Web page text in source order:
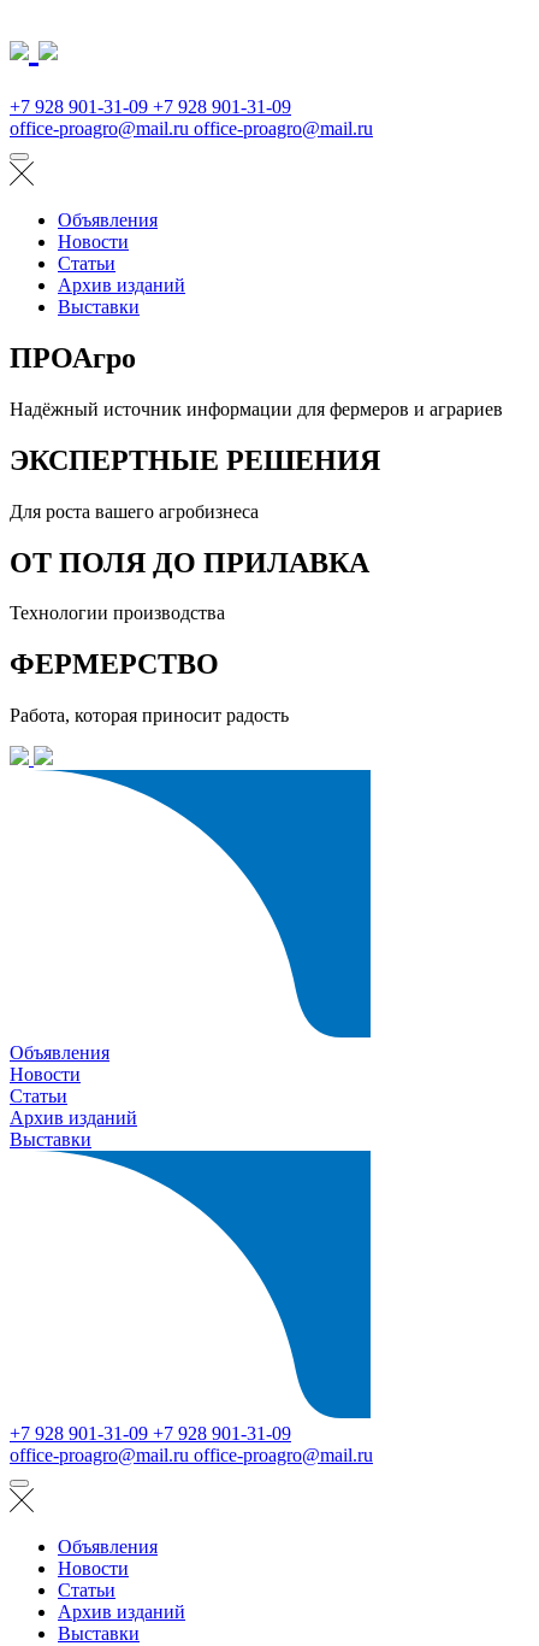
+7 928 901-31-09 +7 928 901-31-09
office-proagro@mail.ru office-proagro@mail.ru
Объявления
Новости
Статьи
Архив изданий
Выставки
ПРОАгро
Надёжный источник информации для фермеров и аграриев
ЭКСПЕРТНЫЕ РЕШЕНИЯ
Для роста вашего агробизнеса
ОТ ПОЛЯ ДО ПРИЛАВКА
Технологии производства
ФЕРМЕРСТВО
Работа, которая приносит радость
Объявления
Новости
Статьи
Архив изданий
Выставки
+7 928 901-31-09 +7 928 901-31-09
office-proagro@mail.ru office-proagro@mail.ru
Объявления
Новости
Статьи
Архив изданий
Выставки